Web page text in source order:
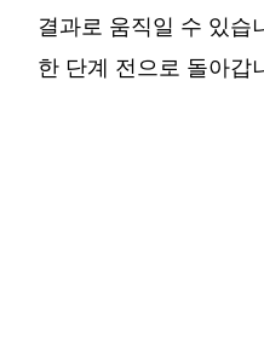
결과로 움직일 수 있습
한 단계 전으로 돌아갑